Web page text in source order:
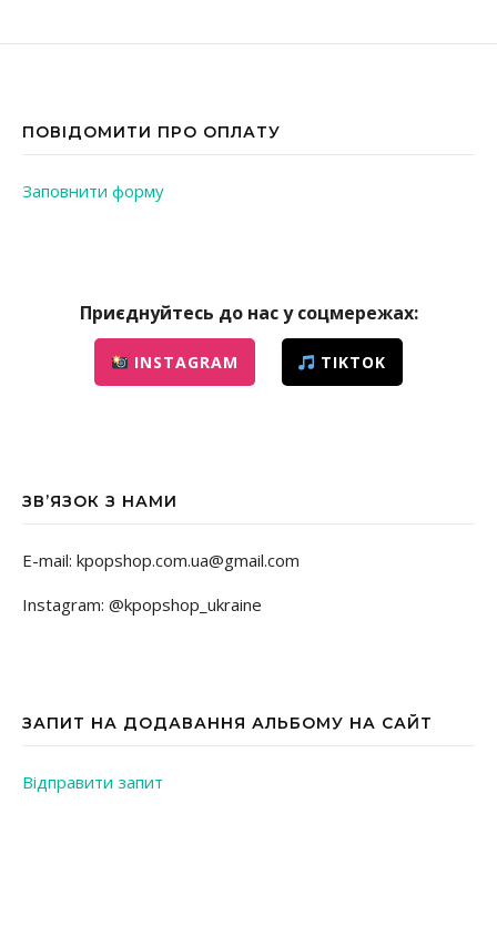
ПОВІДОМИТИ ПРО ОПЛАТУ
Заповнити форму
Приєднуйтесь до нас у соцмережах:
INSTAGRAM TIKTOK
ЗВ’ЯЗОК З НАМИ
E-mail: kpopshop.com.ua@gmail.com
Instagram: @kpopshop_ukraine
ЗАПИТ НА ДОДАВАННЯ АЛЬБОМУ НА САЙТ
Відправити запит